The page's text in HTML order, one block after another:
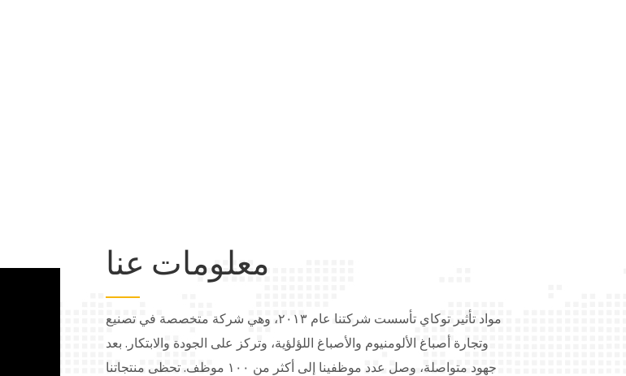
معلومات عنا
مواد تأثير توكاي تأسست شركتنا عام ٢٠١٣، وهي شركة متخصصة في تصنيع
وتجارة أصباغ الألومنيوم والأصباغ اللؤلؤية، وتركز على الجودة والابتكار. بعد
جهود متواصلة، وصل عدد موظفينا إلى أكثر من ١٠٠ موظف. تحظى منتجاتنا